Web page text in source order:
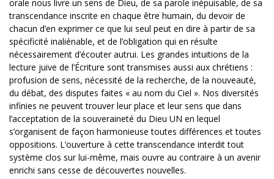
orale nous livre un sens de Dieu, de sa parole inépuisable, de sa
transcendance inscrite en chaque être humain, du devoir de
chacun d’en exprimer ce que lui seul peut en dire à partir de sa
spécificité inaliénable, et de l’obligation qui en résulte
nécessairement d’écouter autrui. Les grandes intuitions de la
lecture juive de l’Écriture sont transmises aussi aux chrétiens :
profusion de sens, nécessité de la recherche, de la nouveauté,
du débat, des disputes faites « au nom du Ciel ». Nos diversités
infinies ne peuvent trouver leur place et leur sens que dans
l’acceptation de la souveraineté du Dieu UN en lequel
s’organisent de façon harmonieuse toutes différences et toutes
oppositions. L’ouverture à cette transcendance interdit tout
système clos sur lui-même, mais ouvre au contraire à un avenir
enrichi sans cesse de découvertes nouvelles.